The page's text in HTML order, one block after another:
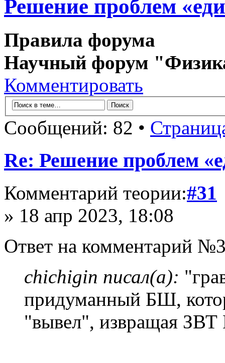
Решение проблем
Правила форума
Научный форум
Комментировать
Сообщений: 82 •
Re: Решение проблем
Комментарий теории:#31
» 18 апр 2023, 18:08
Ответ на комментарий
chichigin писал(а):
придуманный БШ,
"вывел", извращая